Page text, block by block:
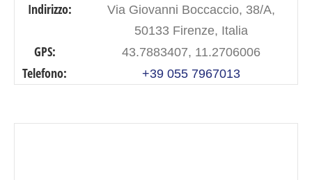
Indirizzo:
Via Giovanni Boccaccio, 38/A,
50133 Firenze, Italia
GPS: 43.7883407, 11.2706006
Telefono: +39 055 7967013